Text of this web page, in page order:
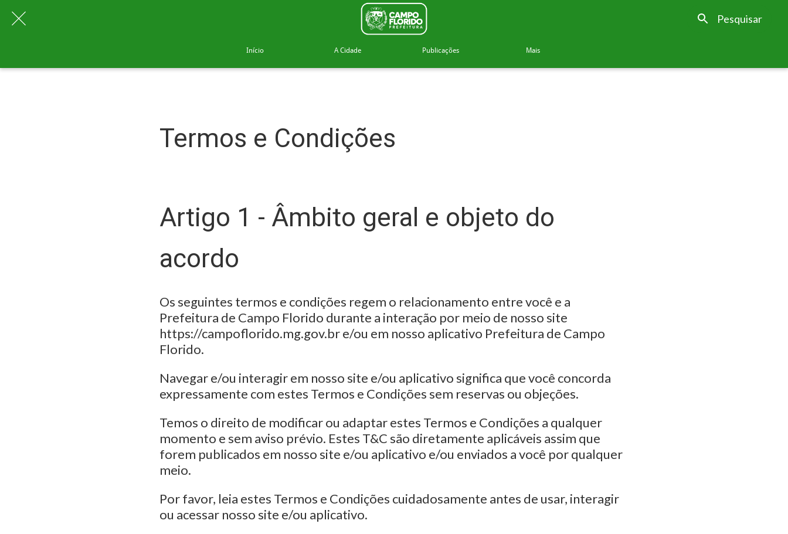
Pesquisar
Início A Cidade Publicações Mais
Termos e Condições
Artigo 1 - Âmbito geral e objeto do
acordo
Os seguintes termos e condições regem o relacionamento entre você e a
Prefeitura de Campo Florido durante a interação por meio de nosso site
https://campoflorido.mg.gov.br e/ou em nosso aplicativo Prefeitura de Campo
Florido.
Navegar e/ou interagir em nosso site e/ou aplicativo significa que você concorda
expressamente com estes Termos e Condições sem reservas ou objeções.
Temos o direito de modificar ou adaptar estes Termos e Condições a qualquer
momento e sem aviso prévio. Estes T&C são diretamente aplicáveis assim que
forem publicados em nosso site e/ou aplicativo e/ou enviados a você por qualquer
meio.
Por favor, leia estes Termos e Condições cuidadosamente antes de usar, interagir
ou acessar nosso site e/ou aplicativo.